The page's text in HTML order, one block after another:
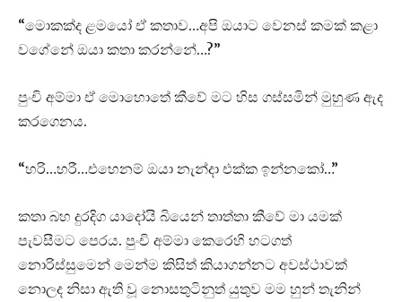
“මොකක්ද ළමයෝ ඒ කතාව…අපි ඔයාට වෙනස් කමක් කළා
වගේනේ ඔයා කතා කරන්නේ…?”
පුංචි අම්මා ඒ මොහොතේ කීවේ මට හිස ගස්සමින් මුහුණ ඇද
කරගෙනය.
“හරි…හරී…එහෙනම් ඔයා නැන්දා එක්ක ඉන්නකෝ…”
කතා බහ දුරදිග යාදෝයි බියෙන් තාත්තා කීවේ මා යමක්
පැවසීමට පෙරය. පුංචි අම්මා කෙරෙහි හටගත්
නොරිස්සුමෙන් මෙන්ම කිසිත් කියාගන්නට අවස්ථාවක්
නොලද නිසා ඇති වූ නොසතුටිනුත් යුතුව මම හුන් තැනින්